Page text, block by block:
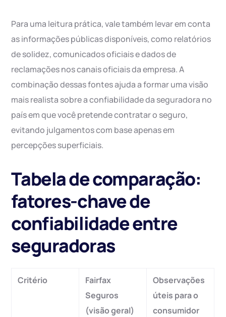
Para uma leitura prática, vale também levar em conta
as informações públicas disponíveis, como relatórios
de solidez, comunicados oficiais e dados de
reclamações nos canais oficiais da empresa. A
combinação dessas fontes ajuda a formar uma visão
mais realista sobre a confiabilidade da seguradora no
país em que você pretende contratar o seguro,
evitando julgamentos com base apenas em
percepções superficiais.
Tabela de comparação:
fatores-chave de
confiabilidade entre
seguradoras
Critério
Fairfax
Seguros
(visão geral)
Observações
úteis para o
consumidor